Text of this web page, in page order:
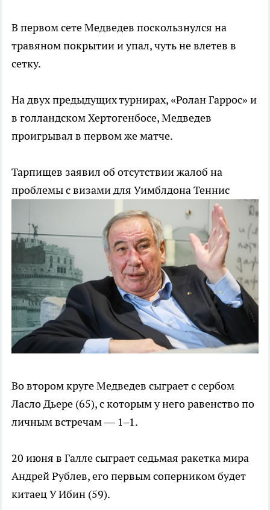
В первом сете Медведев поскользнулся на
травяном покрытии и упал, чуть не влетев в
сетку.
На двух предыдущих турнирах, «Ролан Гаррос» и
в голландском Хертогенбосе, Медведев
проигрывал в первом же матче.
Тарпищев заявил об отсутствии жалоб на
проблемы с визами для УимблдонаТеннис
Во втором круге Медведев сыграет с сербом
Ласло Дьере (65), с которым у него равенство по
личным встречам — 1–1.
20 июня в Галле сыграет седьмая ракетка мира
Андрей Рублев, его первым соперником будет
китаец У Ибин (59).